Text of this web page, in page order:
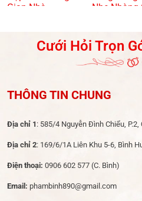
Gian Nhà
Nhẹ Nhàng
Cưới Hỏi Trọn
THÔNG TIN CHUNG
Địa chỉ 1 : 585/4 Nguyễn Đình Chiểu, P.2,
Địa chỉ 2: 169/6/1A Liên Khu 5-6, Bình
Điện thoại: 0906 602 577 (C. Bình)
Email: phambinh890@gmail.com